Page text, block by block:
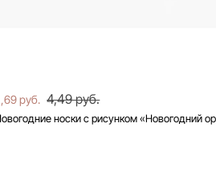
руб. 4,49 руб.
носки с рисунком «Новогодний